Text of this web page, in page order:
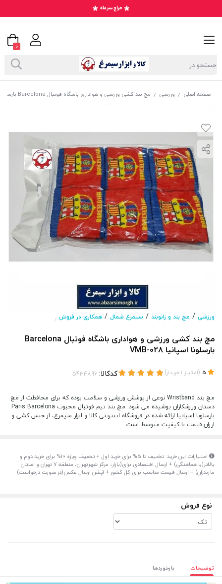
صفحه اصلی / ورزشی / مچ بند کشی ورزشی و هواداری باشگاه فوتبال Barcelona بارسلونا اسپانیا VMB-028
ورزشی / مچ بند و زانوبند / سیمرغ شمال / همکاری در فروش /
مچ بند کشی ورزشی و هواداری باشگاه فوتبال Barcelona
بارسلونا اسپانیا VMB-028
(امتیاز 1خریدار) کدکالا:
مچ بند Wristband نوعی از پوشش ورزشی و سلامت بوده که برای محافظت از مچ
دستان ورزشکاران پوشیده می شود. مچ بند تیم فوتبال محبوب Paris Barcelona
بارسلونا اسپانیا ارائه شده در فروشگاه اینترنتی کالا و ابزار سیمرغ، از جنس کشی و
ارزان قیمت با کیفیت متوسط است.
امتیازات این خرید: تخفیف تا 5% برای خرید اول + تخفیف ویژه 10% برای خرید دوم و
بالاتر(با هماهنگی) + ارسال اقتصادی برای(بازار، مرکز شهرتهران، منطقه 7 تهران و استان
مازندران) + ارسال قیمت مناسب برای کل کشور + آپشن ارسال عکس(در صورت درخواست)
نوع فروش
توضیحات بازخوردها
0